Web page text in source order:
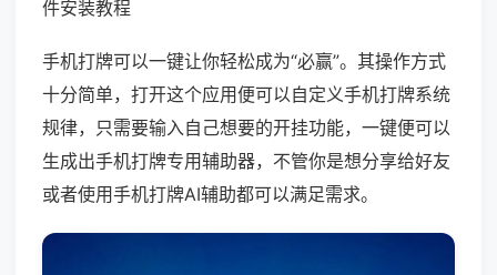
件安装教程
手机打牌可以一键让你轻松成为“必赢”。其操作方式
十分简单，打开这个应用便可以自定义手机打牌系统
规律，只需要输入自己想要的开挂功能，一键便可以
生成出手机打牌专用辅助器，不管你是想分享给好友
或者使用手机打牌AI辅助都可以满足需求。